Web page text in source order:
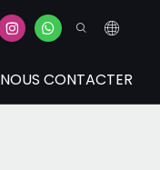
NOUS CONTACTER